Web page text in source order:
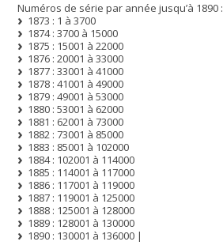
Numéros de série par année jusqu’à 1890 :
1873 : 1 à 3700
1874 : 3700 à 15000
1875 : 15001 à 22000
1876 : 20001 à 33000
1877 : 33001 à 41000
1878 : 41001 à 49000
1879 : 49001 à 53000
1880 : 53001 à 62000
1881 : 62001 à 73000
1882 : 73001 à 85000
1883 : 85001 à 102000
1884 : 102001 à 114000
1885 : 114001 à 117000
1886 : 117001 à 119000
1887 : 119001 à 125000
1888 : 125001 à 128000
1889 : 128001 à 130000
1890 : 130001 à 136000 |